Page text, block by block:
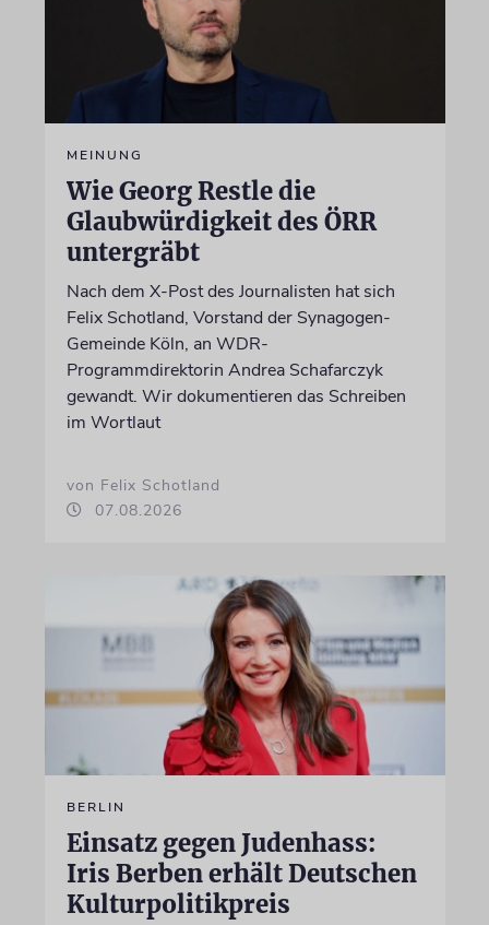
MEINUNG
Wie Georg Restle die
Glaubwürdigkeit des ÖRR
untergräbt
Nach dem X-Post des Journalisten hat sich
Felix Schotland, Vorstand der Synagogen-
Gemeinde Köln, an WDR-
Programmdirektorin Andrea Schafarczyk
gewandt. Wir dokumentieren das Schreiben
im Wortlaut
von Felix Schotland
07.08.2026
BERLIN
Einsatz gegen Judenhass:
Iris Berben erhält Deutschen
Kulturpolitikpreis